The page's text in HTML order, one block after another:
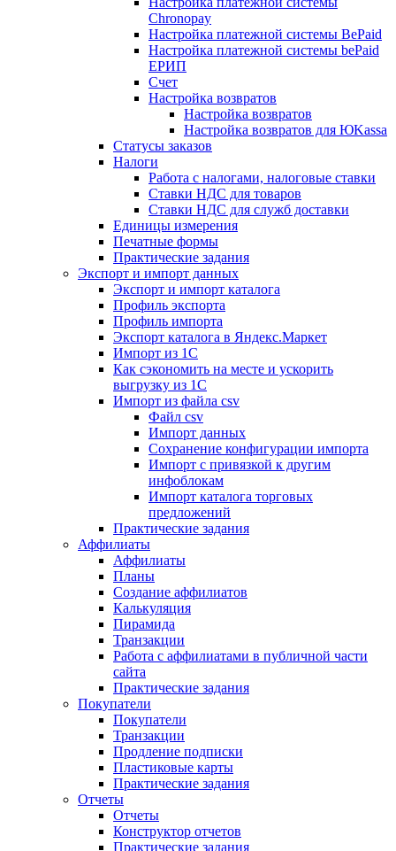
Chronopay
Настройка платежной системы BePaid
Настройка платежной системы bePaid
ЕРИП
Счет
Настройка возвратов
Настройка возвратов
Настройка возвратов для ЮKassa
Статусы заказов
Налоги
Работа с налогами, налоговые ставки
Ставки НДС для товаров
Ставки НДС для служб доставки
Единицы измерения
Печатные формы
Практические задания
Экспорт и импорт данных
Экспорт и импорт каталога
Профиль экспорта
Профиль импорта
Экспорт каталога в Яндекс.Маркет
Импорт из 1С
Как сэкономить на месте и ускорить
выгрузку из 1С
Импорт из файла csv
Файл csv
Импорт данных
Сохранение конфигурации импорта
Импорт с привязкой к другим
инфоблокам
Импорт каталога торговых
предложений
Практические задания
Аффилиаты
Аффилиаты
Планы
Создание аффилиатов
Калькуляция
Пирамида
Транзакции
Работа с аффилиатами в публичной части
сайта
Практические задания
Покупатели
Покупатели
Транзакции
Продление подписки
Пластиковые карты
Практические задания
Отчеты
Отчеты
Конструктор отчетов
Практические задания